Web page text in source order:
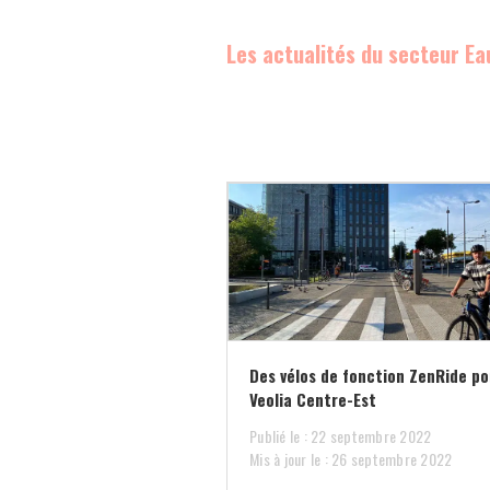
Les actualités du secteur
Des vélos de fonction ZenRide
Veolia Centre-Est
Publié le : 22 septembre 2022
Mis à jour le : 26 septembre 2022